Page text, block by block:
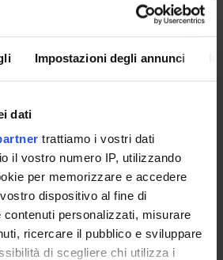
Impostazioni degli annunci
dati
trattiamo i vostri dati
il vostro numero IP, utilizzando
per memorizzare e accedere
dispositivo al fine di
contenuti personalizzati, misurare
ricercare il pubblico e sviluppare
di scegliere chi utilizza i
Verona
spettacoli teatrali, rassegne
sportivi, mostre, esposizioni e altri
aperti alla comunità:
spettacoli teatrali, rassegne
sportivi, mostre, esposizioni e altri
aperti alla comunità